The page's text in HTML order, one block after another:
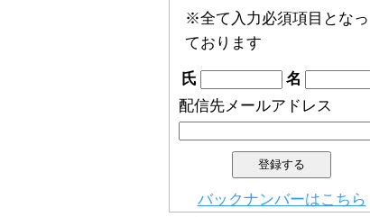
※全て入力必須項目となっ
ております
氏
名
配信先メールアドレス
バックナンバーはこちら